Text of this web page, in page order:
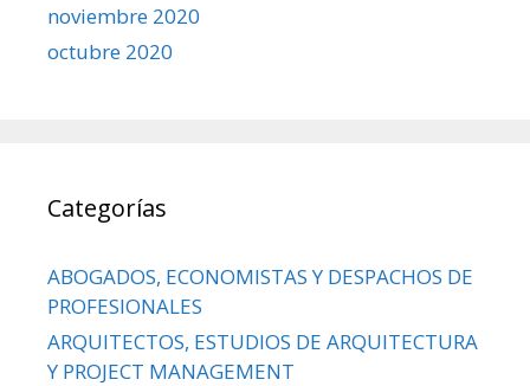
noviembre 2020
octubre 2020
Categorías
ABOGADOS, ECONOMISTAS Y DESPACHOS DE
PROFESIONALES
ARQUITECTOS, ESTUDIOS DE ARQUITECTURA
Y PROJECT MANAGEMENT